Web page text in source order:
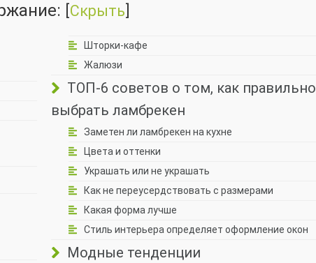
Скрыть
Шторки-кафе
Жалюзи
ТОП-6 советов о том, как правильно
выбрать ламбрекен
Заметен ли ламбрекен на кухне
Цвета и оттенки
Украшать или не украшать
Как не переусердствовать с размерами
Какая форма лучше
Стиль интерьера определяет оформление окон
Модные тенденции